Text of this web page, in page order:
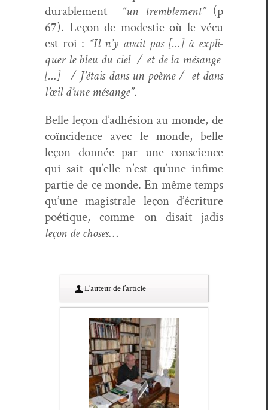
durable­ment “un trem­ble­ment”(p
67). Leçon de mod­estie où le vécu
est roi : “Il n’y avait pas […] à expli­
quer le bleu du ciel / et de la mésange
[…] / J’é­tais dans un poème / et dans
l’œil d’une mésange”.
Belle leçon d’ad­hé­sion au monde, de
coïn­ci­dence avec le monde, belle
leçon don­née par une con­science
qui sait qu’elle n’est qu’une infime
par­tie de ce monde. En même temps
qu’une magis­trale leçon d’écri­t­ure
poé­tique, comme on dis­ait jadis
leçon de choses…
L’au­teur de l’article